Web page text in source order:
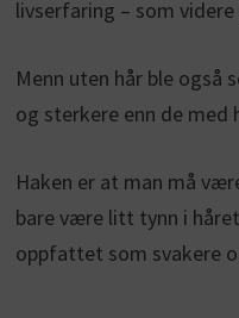
livserfaring – som
Menn uten hår ble også
og sterkere enn de med
Haken er at man må
bare være litt tynn i
oppfattet som svakere